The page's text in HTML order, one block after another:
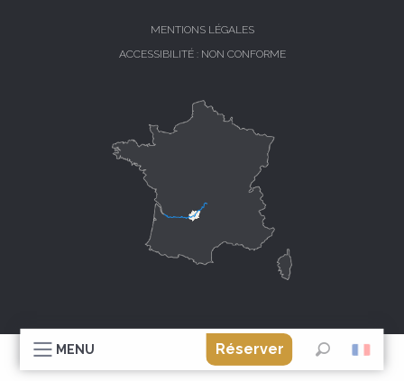
MENU
Réserver
Recherche
MENTIONS LÉGALES
ACCESSIBILITÉ : NON CONFORME